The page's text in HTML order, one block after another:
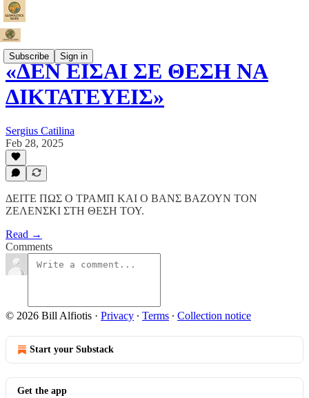
Subscribe Sign in
«ΔΕΝ ΕΙΣΑΙ ΣΕ ΘΕΣΗ ΝΑ
ΔΙΚΤΑΤΕΥΕΙΣ»
Sergius Catilina
Feb 28, 2025
ΔΕΙΤΕ ΠΩΣ Ο ΤΡΑΜΠ ΚΑΙ Ο ΒΑΝΣ ΒΑΖΟΥΝ ΤΟΝ
ΖΕΛΕΝΣΚΙ ΣΤΗ ΘΕΣΗ ΤΟΥ.
Read →
Comments
© 2026 Bill Alfiotis · Privacy ∙ Terms ∙ Collection notice
Start your Substack
Get the app